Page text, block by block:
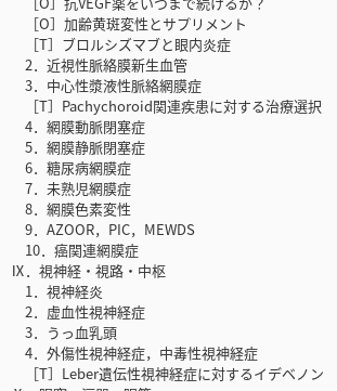
［O］加齢黄斑変性とサプリメント
［T］ブロルシズマブと眼内炎症
2．近視性脈絡膜新生血管
3．中心性漿液性脈絡網膜症
［T］Pachychoroid関連疾患に対する治療選択
4．網膜動脈閉塞症
5．網膜静脈閉塞症
6．糖尿病網膜症
7．未熟児網膜症
8．網膜色素変性
9．AZOOR，PIC，MEWDS
10．癌関連網膜症
Ⅸ．視神経・視路・中枢
1．視神経炎
2．虚血性視神経症
3．うっ血乳頭
4．外傷性視神経症，中毒性視神経症
［T］Leber遺伝性視神経症に対するイデベノン